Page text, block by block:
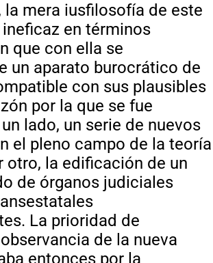
la mera iusfilosofía de este
en términos
que con ella se
un aparato burocrático de
con sus plausibles
por la que se fue
lado, un serie de nuevos
el pleno campo de la teoría
otro, la edificación de un
de órganos judiciales
La prioridad de
de la nueva
entonces por la